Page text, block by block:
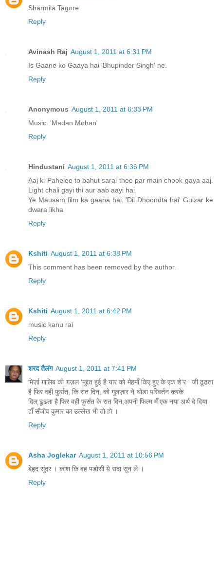
Sharmila Tagore
Reply
Avinash Raj August 1, 2011 at 6:31 PM
Is Gaane ko Gaaya hai 'Bhupinder Singh' ne.
Reply
Anonymous August 1, 2011 at 6:33 PM
Music: 'Madan Mohan'
Reply
Hindustani August 1, 2011 at 6:36 PM
Aaj ki Pahelee to bahut saral thee par main chook gaya aaj.
Light chali gayi thi aur aab aayi hai.
Ye Mausam film ka gaana hai. 'Dil Dhoondta hai' Gulzar ke
dwara likha
Reply
Kshiti August 1, 2011 at 6:38 PM
This comment has been removed by the author.
Reply
Kshiti August 1, 2011 at 6:42 PM
music kanu rai
Reply
शरद तैलंग August 1, 2011 at 7:41 PM
मिर्ज़ा ग़ालिब की ग़ज़ल 'मुद्दत हुई है यार को मेहमाँ किए हुए के एक शे'र ' जी ढूढता
है फिर वही फुर्सत, कि रात दिन, को गुलज़ार ने थोडा परिवर्तन करके
दिल् ढूढता है फिर वही फुर्सत के रात दिन,अपनी फिल्म मेँ एक नया अर्थ दे दिया
हाँ सँजीव कुमार का उल्लेख भी तो हो ।
Reply
Asha Joglekar August 1, 2011 at 10:56 PM
बेहद सुंदर । काश कि वह पडोसी य़े सदा सुन ले ।
Reply